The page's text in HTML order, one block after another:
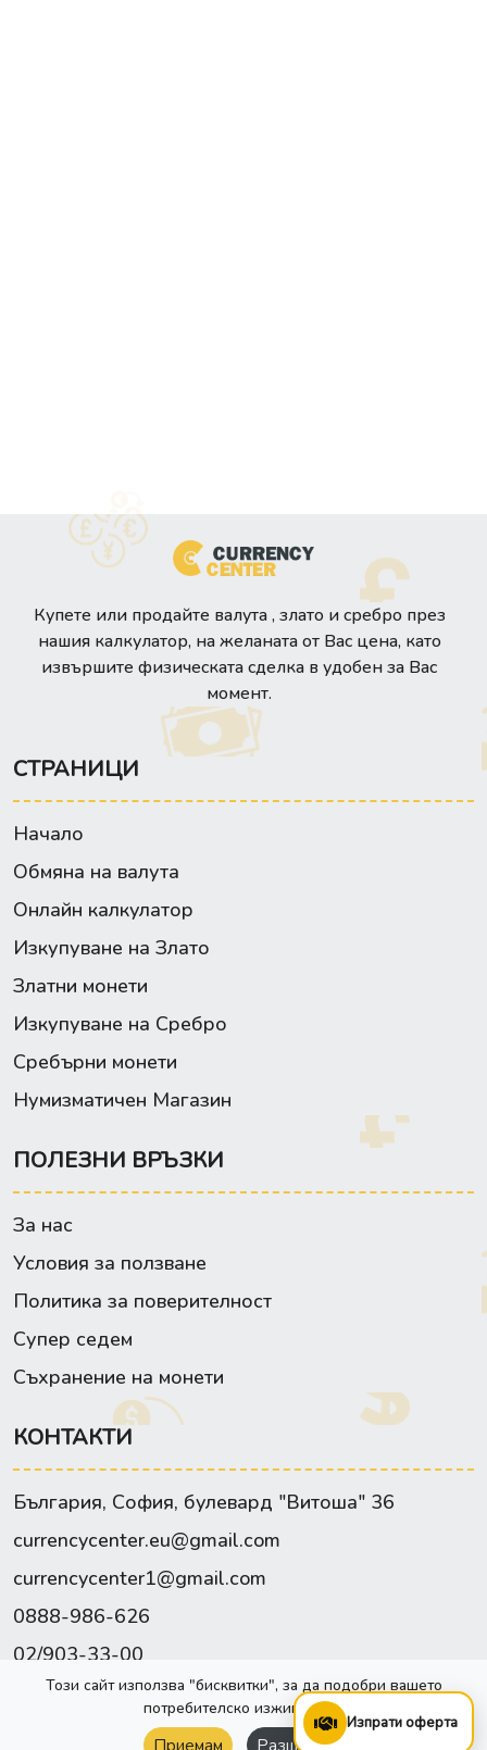
Купете или продайте валута , злато и сребро през
нашия калкулатор, на желаната от Вас цена, като
извършите физическата сделка в удобен за Вас
момент.
СТРАНИЦИ
Начало
Обмяна на валута
Онлайн калкулатор
Изкупуване на Злато
Златни монети
Изкупуване на Сребро
Сребърни монети
Нумизматичен Магазин
ПОЛЕЗНИ ВРЪЗКИ
За нас
Условия за ползване
Политика за поверителност
Супер седем
Съхранение на монети
КОНТАКТИ
България, София, булевард "Витоша" 36
currencycenter.eu@gmail.com
currencycenter1@gmail.com
0888-986-626
02/903-33-00
Facebook
Изпрати оферта
Този сайт използва "бисквитки", за да подобри вашето
потребителско изживяване.
Приемам Разширени